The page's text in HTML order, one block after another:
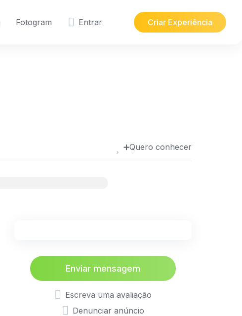
Fotogram Entrar Criar Experiência
➕Quero conhecer
Enviar mensagem
Escreva uma avaliação
Denunciar anúncio